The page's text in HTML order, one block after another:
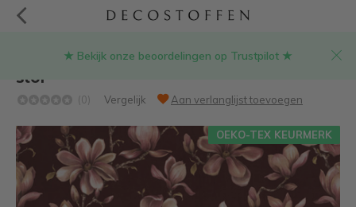
★ Bekijk onze beoordelingen op Trustpilot ★
Velvet deluxe magnolia bloemen bordeaux
stof
(0) Vergelijk Aan verlanglijst toevoegen
OEKO-TEX KEURMERK